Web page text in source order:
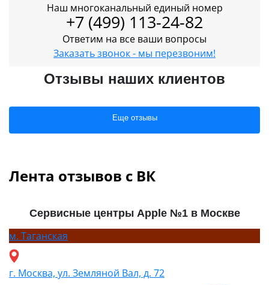
Наш многоканальный единый номер
+7 (499) 113-24-82
Ответим на все ваши вопросы
Заказать звонок - мы перезвоним!
Отзывы наших клиентов
Еще отзывы
Лента отзывов с ВК
Сервисные центры Apple №1 в Москве
м. Таганская
г. Москва, ул. Земляной Вал, д. 72